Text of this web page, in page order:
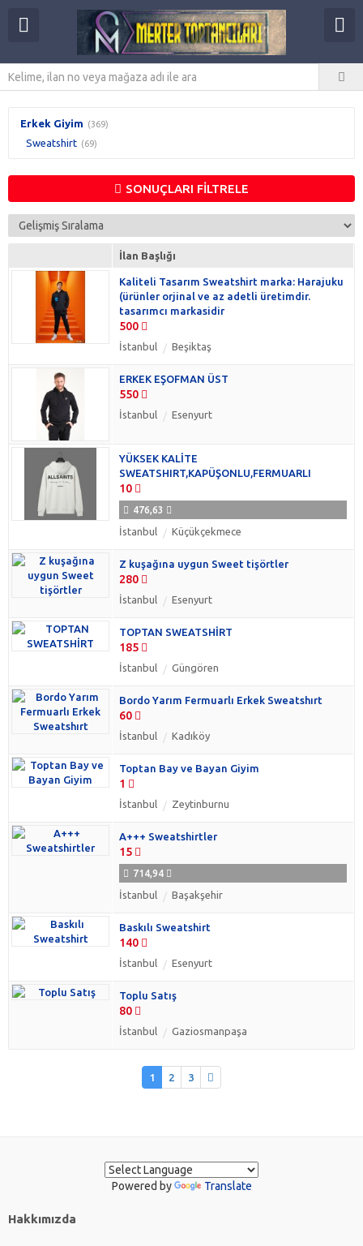
Erkek Giyim (369)
Sweatshirt (69)
SONUÇLARI FİLTRELE
İlan Başlığı
Kaliteli Tasarım Sweatshirt marka: Harajuku
(ürünler orjinal ve az adetli üretimdir.
tasarımcı markasidir
500
İstanbul Beşiktaş
ERKEK EŞOFMAN ÜST
550
İstanbul Esenyurt
YÜKSEK KALİTE
SWEATSHIRT,KAPÜŞONLU,FERMUARLI
10
476,63
İstanbul Küçükçekmece
Z kuşağına uygun Sweet tişörtler
280
İstanbul Esenyurt
TOPTAN SWEATSHİRT
185
İstanbul Güngören
Bordo Yarım Fermuarlı Erkek Sweatshırt
60
İstanbul Kadıköy
Toptan Bay ve Bayan Giyim
1
İstanbul Zeytinburnu
A+++ Sweatshirtler
15
714,94
İstanbul Başakşehir
Baskılı Sweatshirt
140
İstanbul Esenyurt
Toplu Satış
80
İstanbul Gaziosmanpaşa
1 2 3
Powered by Translate
Hakkımızda